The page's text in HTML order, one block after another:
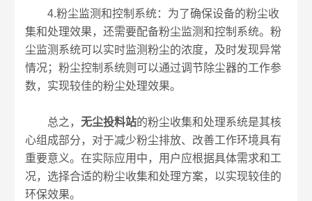
4.粉尘监测和控制系统：为了确保设备的粉尘收
集和处理效果，还需要配备粉尘监测和控制系统。粉
尘监测系统可以实时监测粉尘的浓度，及时发现异常
情况；粉尘控制系统则可以通过调节除尘器的工作参
数，实现较佳的粉尘处理效果。
总之，无尘投料站的粉尘收集和处理系统是其核
心组成部分，对于减少粉尘排放、改善工作环境具有
重要意义。在实际应用中，用户应根据具体需求和工
况，选择合适的粉尘收集和处理方案，以实现较佳的
环保效果。